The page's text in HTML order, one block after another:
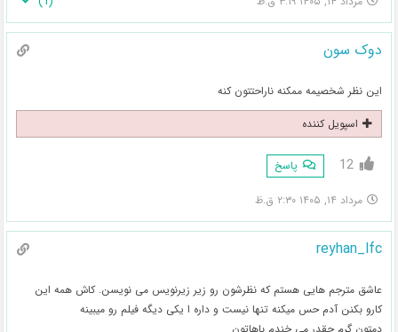
دوک سون
این نظر شخصیمه ممکنه ناراحتتون کنه
اسپویل کننده
12 پاسخ
مرداد ۱۴, ۱۴۰۵ ۲:۳۰ ق.ظ
reyhan_lfc
عاشق مترجم هایی هستم که نظرشون رو زیر زیرنویس می نویسن. کاش همه این
کارو بکنن آدم حس میکنه تنها نیست و داره ا یکی دیگه فیلم رو میبینه